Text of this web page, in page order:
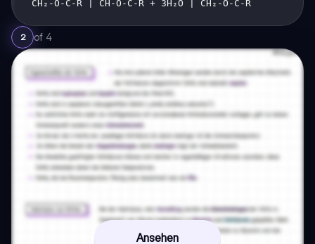
CH₂-O-C-R | CH-O-C-R + 3H₂O | CH₂-O-C-R
2 of 4
Ansehen